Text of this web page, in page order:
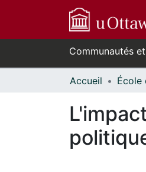
Communautés
Accueil